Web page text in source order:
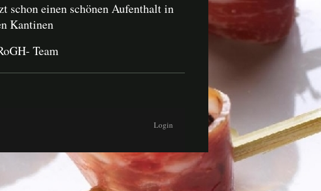
schon einen schönen Aufenthalt in
Kantinen
Team
Login